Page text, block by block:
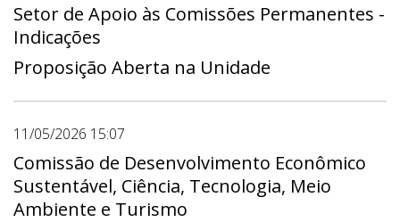
Setor de Apoio às Comissões Permanentes -
Indicações
Proposição Aberta na Unidade
11/05/2026 15:07
Comissão de Desenvolvimento Econômico
Sustentável, Ciência, Tecnologia, Meio
Ambiente e Turismo